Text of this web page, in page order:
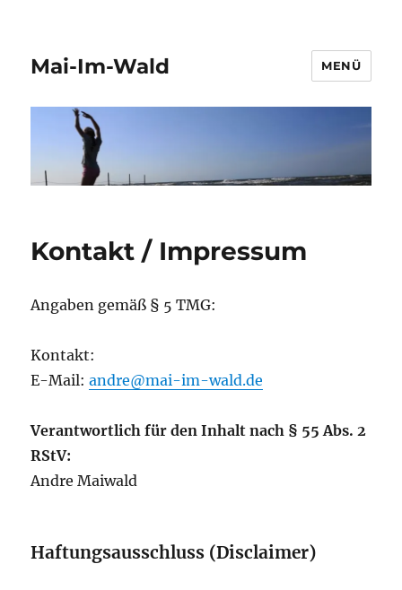
Mai-Im-Wald MENÜ
Kontakt / Impressum
Angaben gemäß § 5 TMG:
Kontakt:
E-Mail:andre@mai-im-wald.de
Verantwortlich für den Inhalt nach § 55 Abs. 2
RStV:
Andre Maiwald
Haftungsausschluss (Disclaimer)